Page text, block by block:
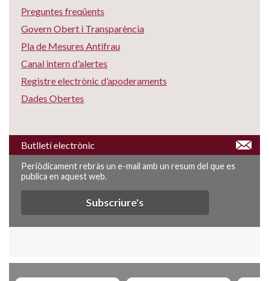
Preguntes freqüents
Govern Obert i Transparència
Pla de Mesures Antifrau
Canal intern d'alertes
Registre electrònic d’apoderaments
Dades Obertes
Butlletí electrònic
Periòdicament rebràs un e-mail amb un resum del que es
publica en aquest web.
Subscriure's